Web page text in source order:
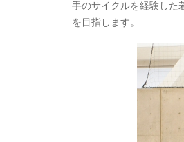
手のサイクルを経験した
を目指します。